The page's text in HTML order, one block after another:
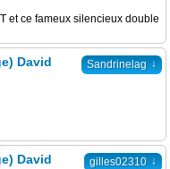
et ce fameux silencieux double
Sandrinelag ↓
David
gilles02310 ↓
David